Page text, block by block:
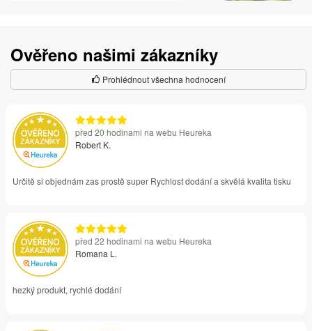
Ověřeno našimi zákazníky
Prohlédnout všechna hodnocení
před 20 hodinami na webu Heureka
Robert K.
Určitě si objednám zas prostě super Rychlost dodání a skvělá kvalita tisku
před 22 hodinami na webu Heureka
Romana L.
hezký produkt, rychlé dodání